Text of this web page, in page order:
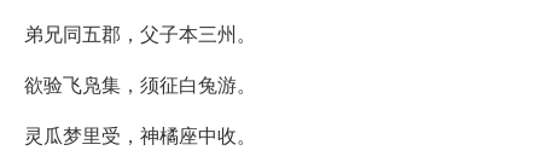
弟兄同五郡，父子本三州。
欲验飞凫集，须征白兔游。
灵瓜梦里受，神橘座中收。